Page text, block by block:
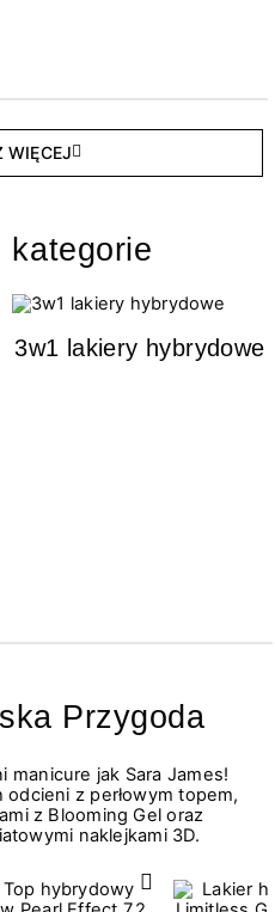
WIĘCEJ
kategorie
3w1 lakiery hybrydowe
Przygoda
manicure jak Sara James!
z perłowym topem,
z Blooming Gel oraz
naklejkami 3D.